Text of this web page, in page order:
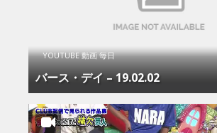
YOUTUBE 動画 毎日
バース・デイ – 19.02.02